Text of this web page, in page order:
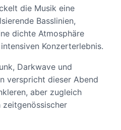
die Musik eine
Basslinien,
dichte Atmosphäre
Konzerterlebnis.
Darkwave und
verspricht dieser Abend
aber zugleich
zeitgenössischer